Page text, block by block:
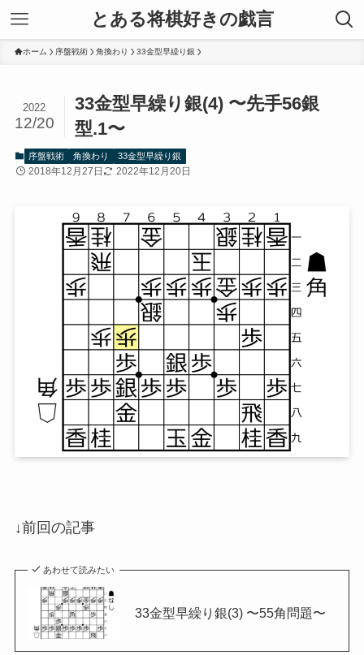
とある将棋好きの戯言
ホーム 序盤戦術 角換わり 33金型早繰り銀
33金型早繰り銀(4) 〜先手56銀
型.1〜
2022
12/20
序盤戦術 角換わり 33金型早繰り銀
2018年12月27日 2022年12月20日
↓前回の記事
あわせて読みたい
33金型早繰り銀(3) 〜55角問題〜